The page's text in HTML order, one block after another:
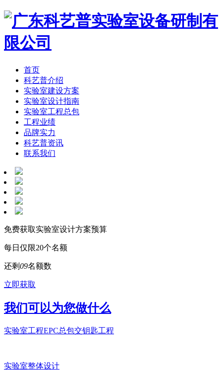
首页
科艺普介绍
实验室建设方案
实验室设计指南
实验室工程总包
工程业绩
品牌实力
科艺普资讯
联系我们
免费获取实验室设计方案预算
每日仅限20个名额
还剩09名额数
立即获取
我们可以为您做什么
实验室工程EPC总包交钥匙工程
实验室整体设计